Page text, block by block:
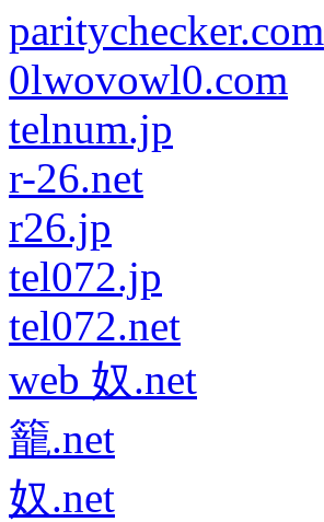
paritychecker.com
0lwovowl0.com
telnum.jp
r-26.net
r26.jp
tel072.jp
tel072.net
web 奴.net
籠.net
奴.net